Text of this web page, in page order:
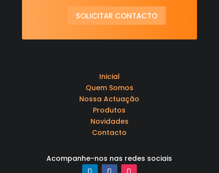
SOLICITAR CONTACTO
Inicial
Quem Somos
Nossa Actuação
Produtos
Novidades
Contacto
Acompanhe-nos nas redes sociais